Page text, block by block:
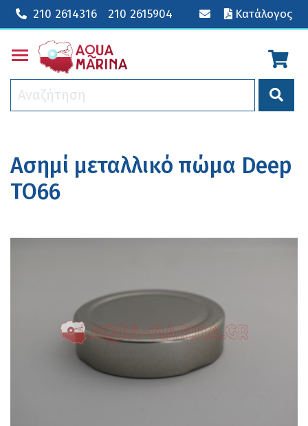
210 2614316 210 2615904 Κατάλογος
Toggle main menu visibility
Ασημί μεταλλικό πώμα Deep
ΤΟ66